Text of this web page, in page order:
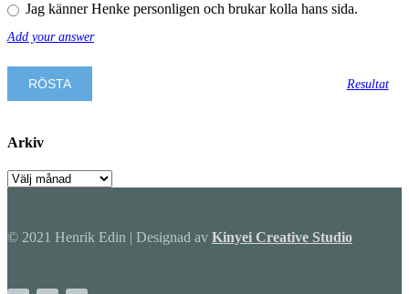
Jag känner Henke personligen och brukar kolla hans sida.
Add your answer
Resultat
Arkiv
Arkiv
© 2021 Henrik Edin | Designad av Kinyei Creative Studio